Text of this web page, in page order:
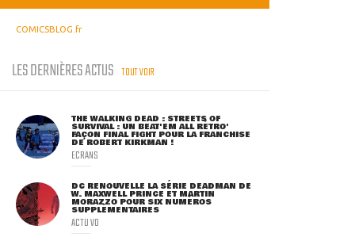
COMICSBLOG.fr
LES DERNIÈRES ACTUS TOUT VOIR
THE WALKING DEAD : STREETS OF
SURVIVAL : UN BEAT'EM ALL RÉTRO'
FAÇON FINAL FIGHT POUR LA FRANCHISE
DE ROBERT KIRKMAN !
ECRANS
DC RENOUVELLE LA SÉRIE DEADMAN DE
W. MAXWELL PRINCE ET MARTIN
MORAZZO POUR SIX NUMÉROS
SUPPLÉMENTAIRES
ACTU VO